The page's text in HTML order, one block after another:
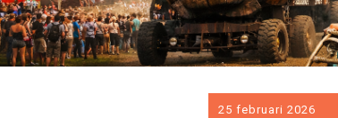
25 februari 2026